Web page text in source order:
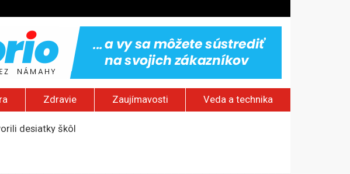
Zdravie Zaujímavosti Veda a technika
desiatky škôl
pri ruskom Jekaterinburgu